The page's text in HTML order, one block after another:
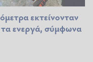
εκτείνονταν
ενεργά, σύμφωνα